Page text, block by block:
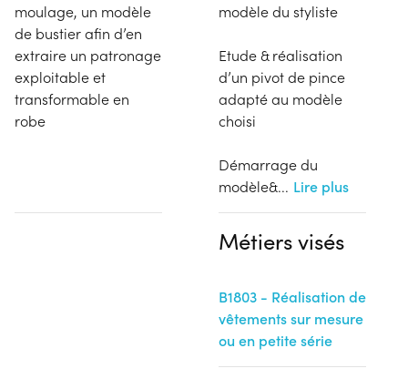
moulage, un modèle
de bustier afin d’en
extraire un patronage
exploitable et
transformable en
robe
modèle du styliste
Etude & réalisation
d’un pivot de pince
adapté au modèle
choisi
Démarrage du
modèle&... Lire plus
Métiers visés
B1803 - Réalisation de
vêtements sur mesure
ou en petite série